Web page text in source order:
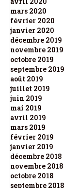
mars 2020
février 2020
janvier 2020
décembre 2019
novembre 2019
octobre 2019
septembre 2019
août 2019
juillet 2019
juin 2019
mai 2019
avril 2019
mars 2019
février 2019
janvier 2019
décembre 2018
novembre 2018
octobre 2018
septembre 2018